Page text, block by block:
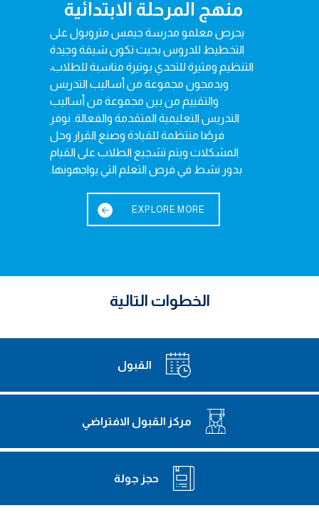
منهج المرحلة الابتدائية
يحرص معلمو مدرسة جيمس متروبول على
التخطيط للدروس بحيث تكون شيقة وجيدة
التنظيم ومثيرة للتحدي بوتيرة مناسبة للطلاب،
ويدمجون مجموعة من أساليب التدريس
والتقييم من بين مجموعة من أساليب
التدريس التعليمية المتقدمة والفعالة. نوفر
فرصًا منتظمة للقيادة وصنع القرار وحل
المشكلات ويتم تشجيع الطلاب على القيام
بدور نشط في فرص التعلم التي يواجهونها.
EXPLORE MORE
Foundation Stage
At GEMS Metropole we provide children
with tailored learning experiences that are
appropriate to individual children needs
and interest, while underpinning their
future learning. Through planned,
purposeful play, our children are able to
discover, practise and refine their skills in
literacy and mathematics, as well as find
out about themselves and their
EXPLORE MORE
الخطوات التالية
القبول
مركز القبول الافتراضي
حجز جولة